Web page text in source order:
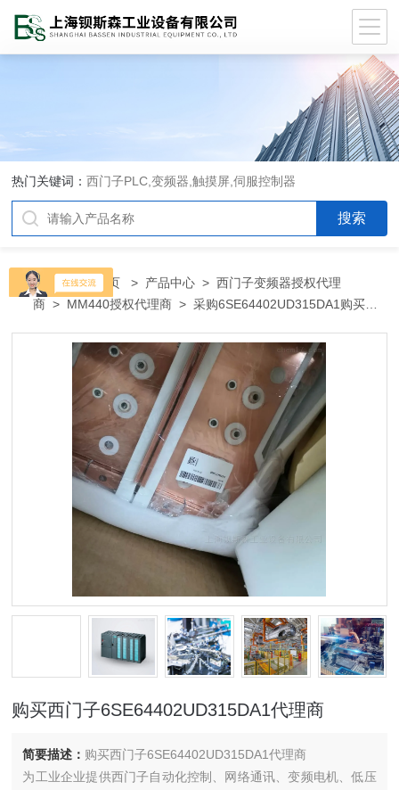
热门关键词：西门子PLC,变频器,触摸屏,伺服控制器
当前位置：首页 > 产品中心 >西门子变频器授权代理
商 > MM440授权代理商 > 采购6SE64402UD315DA1购买西
购买西门子6SE64402UD315DA1代理商
简要描述： 购买西门子6SE64402UD315DA1代理商
为工业企业提供西门子自动化控制、网络通讯、变频电机、低压